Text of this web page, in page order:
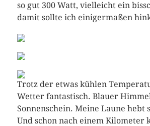
so gut 300 Watt, vielleicht ein
damit sollte ich einigermaßen
Trotz der etwas kühlen
Wetter fantastisch. Blauer
Sonnenschein. Meine Laune hebt
Und schon nach einem Kilometer